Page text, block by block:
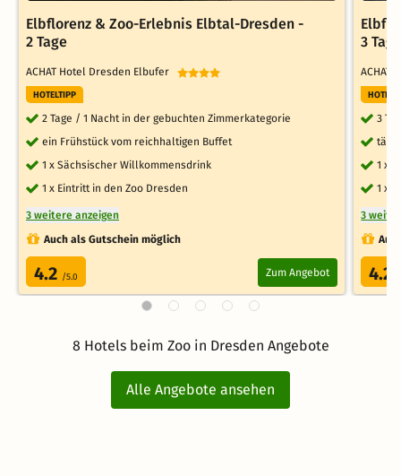
Elbflorenz & Zoo-Erlebnis Elbtal-Dresden -
2 Tage
ACHAT Hotel Dresden Elbufer
HOTELTIPP
2 Tage / 1 Nacht in der gebuchten Zimmerkategorie
ein Frühstück vom reichhaltigen Buffet
1 x Sächsischer Willkommensdrink
1 x Eintritt in den Zoo Dresden
3 weitere anzeigen
Auch als Gutschein möglich
4.2 /5.0 Zum Angebot
3
3
1 x
1 x
3
4.2
8 Hotels beim Zoo in Dresden Angebote
Alle Angebote ansehen